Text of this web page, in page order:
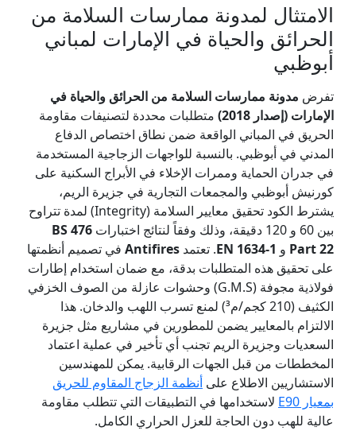
الامتثال لمدونة ممارسات السلامة من
الحرائق والحياة في الإمارات لمباني
أبوظبي
تفرض مدونة ممارسات السلامة من الحرائق والحياة في
الإمارات (إصدار 2018)
متطلبات محددة لتصنيفات مقاومة
الحريق في المباني الواقعة ضمن نطاق اختصاص الدفاع
المدني في أبوظبي. بالنسبة للواجهات الزجاجية المستخدمة
في جدران الحماية وممرات الإخلاء في الأبراج السكنية على
كورنيش أبوظبي والمجمعات التجارية في جزيرة الريم،
يشترط الكود تحقيق معايير السلامة (Integrity) لمدة تتراوح
بين 60 و 120 دقيقة، وذلك وفقاً لنتائج اختبارات
BS 476
Part 22 و EN 1634-1. تعتمد Antifires في تصميم أنظمتها
على تحقيق هذه المتطلبات بدقة، مع ضمان استخدام إطارات
فولاذية مجوفة (G.M.S) وحشوات عازلة من الصوف الخزفي
الكثيف (210 كجم/م³) لمنع تسرب اللهب والدخان. هذا
الالتزام بالمعايير يضمن للمطورين في مشاريع مثل جزيرة
السعديات وجزيرة الريم تجنب أي تأخير في عملية اعتماد
المخططات من قبل الجهات الرقابية. يمكن للمهندسين
الاستشاريين الاطلاع على أنظمة الزجاج المقاوم للحريق
بمعيار E90
لاستخدامها في التطبيقات التي تتطلب مقاومة
عالية للهب دون الحاجة للعزل الحراري الكامل.